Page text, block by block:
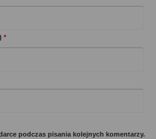
*
podczas pisania kolejnych komentarzy.